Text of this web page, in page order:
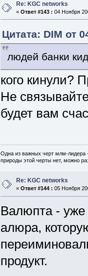
Re: KGC networks
« Ответ #143 : 04 Ноября
Цитата: DIM от
людей банки
кого кинули?
Не
будет вам
Одна из важных черт млм-лидера
природы этой черты нет, можно
Re: KGC networks
« Ответ #144 : 05 Ноября
Валюпта -
алюра,
продукт.